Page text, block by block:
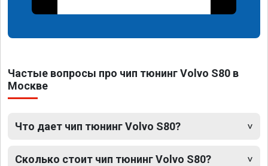
Частые вопросы про чип тюнинг Volvo S80 в
Москве
Что дает чип тюнинг Volvo S80?
Сколько стоит чип тюнинг Volvo S80?